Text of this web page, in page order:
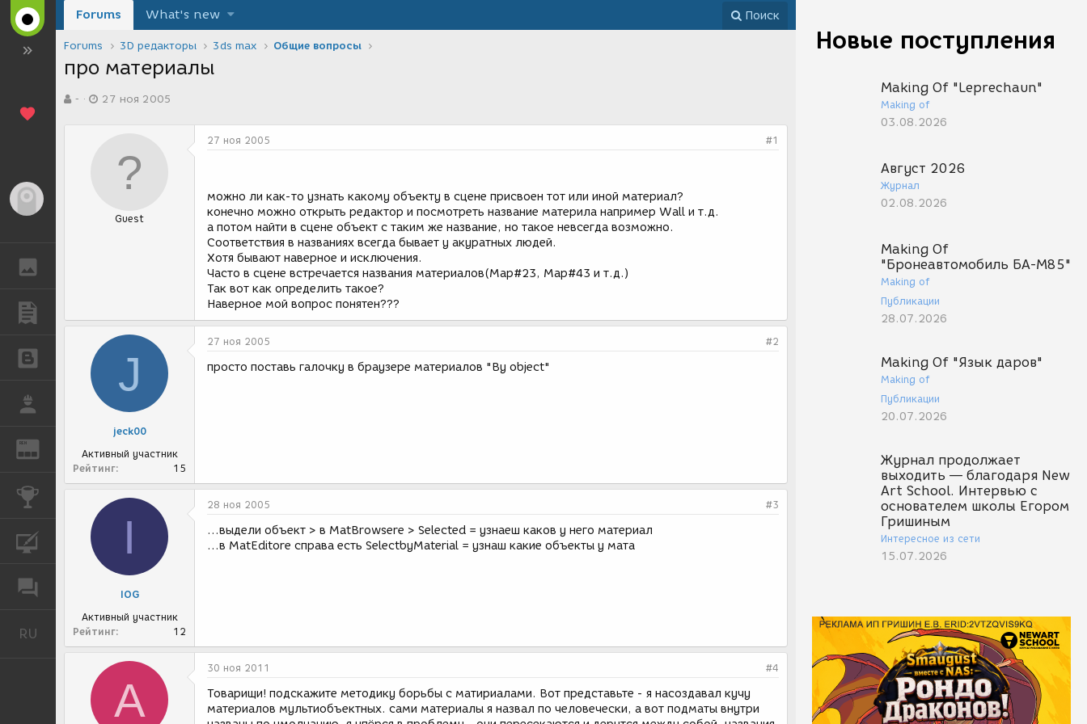
БЛОГИ
РАБОТА
REN ЖУРНАЛ
КУРСЫ
RU Русский
Новые поступления
Making Of "Leprechaun"
Making of
03.08.2026
Август 2026
Журнал
02.08.2026
Making Of
"Бронеавтомобиль БА-М85"
Making of
Публикации
28.07.2026
Making Of "Язык даров"
Making of
Публикации
20.07.2026
Журнал продолжает
выходить — благодаря New
Art School. Интервью с
основателем школы Егором
Гришиным
Интересное из сети
15.07.2026
Forums What's new Поиск
Forums 3D редакторы 3ds max Общие вопросы
про материалы
в-
а
27 ноя 2005
Guest
27 ноя 2005 #1
можно ли как-то узнать какому объекту в сцене присвоен тот или иной материал?
конечно можно открыть редактор и посмотреть название материла например Wall и т.д.
а потом найти в сцене объект с таким же название, но такое невсегда возможно.
Соответствия в названиях всегда бывает у акуратных людей.
Хотя бывают наверное и исключения.
Часто в сцене встречается названия материалов(Map#23, Map#43 и т.д.)
Так вот как определить такое?
Наверное мой вопрос понятен???
J
jeck00
Активный участник
Рейтинг
15
27 ноя 2005 #2
просто поставь галочку в браузере материалов "By object"
I
IOG
Активный участник
Рейтинг
12
28 ноя 2005 #3
...выдели объект > в MatBrowsere > Selected = узнаеш каков у него материал
...в MatEditore справа есть SelectbyMaterial = узнаш какие объекты у мата
А
30 ноя 2011 #4
Товарищи! подскажите методику борьбы с матириалами. Вот представьте - я насоздавал кучу
материалов мультиобъектных. сами материалы я назвал по человечески, а вот подматы внутри